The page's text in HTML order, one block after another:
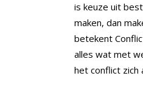
is keuze uit
maken, dan
betekent
alles wat met
het conflict zich